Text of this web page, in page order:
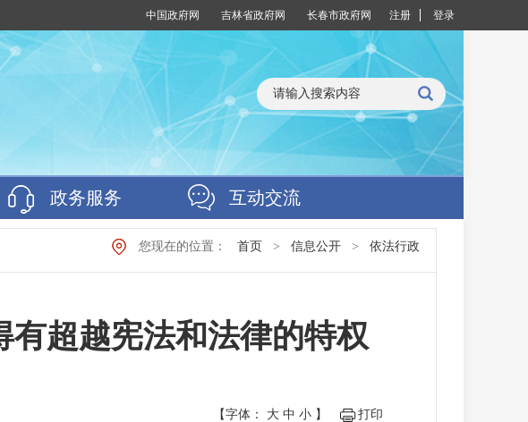
中国政府网 吉林省政府网 长春市政府网 注册 登录
政务服务 互动交流
您现在的位置： 首页 > 信息公开 > 依法行政
超越宪法和法律的特权
【字体： 大 中 小 】 打印